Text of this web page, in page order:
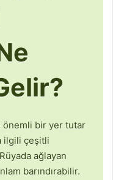
önemli bir yer tutar
ilgili çeşitli
ağlayan
barındırabilir.